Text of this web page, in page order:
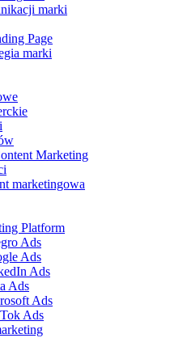
marki
Page
marki
Marketing
marketingowa
Platform
Ads
Ads
Ads
Ads
Ads
Ads